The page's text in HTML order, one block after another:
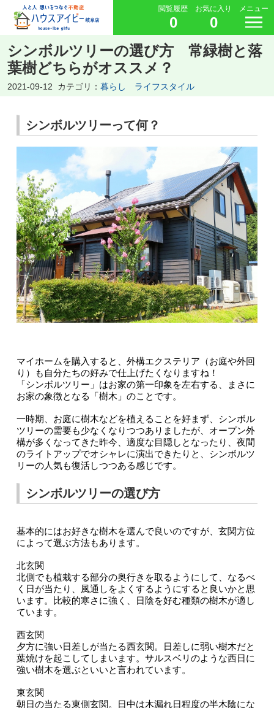
閲覧履歴
0
お気に入り
0
メニュー
シンボルツリーの選び方 常緑樹と落
葉樹どちらがオススメ？
2021-09-12 カテゴリ： 暮らし ライフスタイル
シンボルツリーって何？
マイホームを購入すると、外構エクステリア（お庭や外回
り）も自分たちの好みで仕上げたくなりますね！
「シンボルツリー」はお家の第一印象を左右する、まさに
お家の象徴となる「樹木」のことです。
一時期、お庭に樹木などを植えることを好まず、シンボル
ツリーの需要も少なくなりつつありましたが、オープン外
構が多くなってきた昨今、適度な目隠しとなったり、夜間
のライトアップでオシャレに演出できたりと、シンボルツ
リーの人気も復活しつつある感じです。
シンボルツリーの選び方
基本的にはお好きな樹木を選んで良いのですが、玄関方位
によって選ぶ方法もあります。
北玄関
北側でも植栽する部分の奥行きを取るようにして、なるべ
く日が当たり、風通しをよくするようにすると良いかと思
います。比較的寒さに強く、日陰を好む種類の樹木が適し
ています。
西玄関
夕方に強い日差しが当たる西玄関。日差しに弱い樹木だと
葉焼けを起こしてしまいます。サルスベリのような西日に
強い樹木を選ぶといいと言われています。
東玄関
朝日の当たる東側玄関。日中は木漏れ日程度の半木陰にな